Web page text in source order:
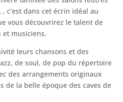
, c’est dans cet écrin idéal au
vous découvrirez le talent de
et musiciens.
leurs chansons et des
de soul, de pop du répertoire
des arrangements originaux
de la belle époque des caves de